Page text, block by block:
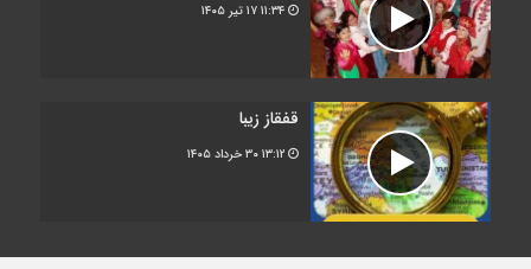
۱۷ تیر ۱۴۰۵
قفقاز زیبا
۳۰ خرداد ۱۴۰۵